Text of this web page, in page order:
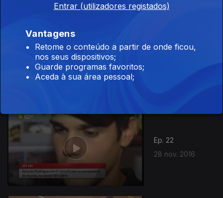
Ep. 22
28 nov. 2016
Entrar (utilizadores registados)
Vantagens
Retome o conteúdo a partir de onde ficou,
nos seus dispositivos;
Guarde programas favoritos;
Aceda à sua área pessoal;